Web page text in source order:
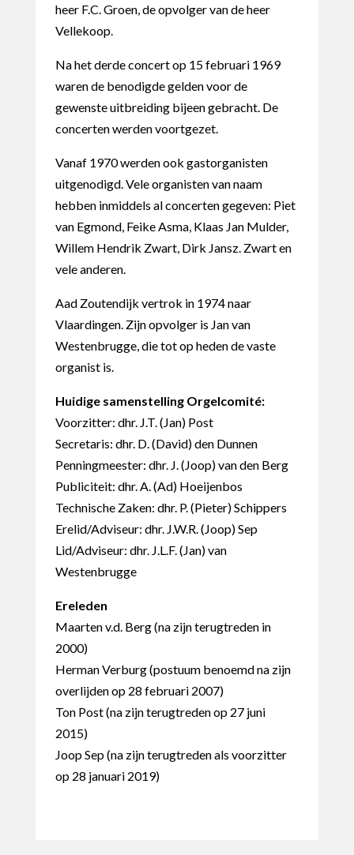
heer F.C. Groen, de opvolger van de heer
Vellekoop.
Na het derde concert op 15 februari 1969
waren de benodigde gelden voor de
gewenste uitbreiding bijeen gebracht. De
concerten werden voortgezet.
Vanaf 1970 werden ook gastorganisten
uitgenodigd. Vele organisten van naam
hebben inmiddels al concerten gegeven: Piet
van Egmond, Feike Asma, Klaas Jan Mulder,
Willem Hendrik Zwart, Dirk Jansz. Zwart en
vele anderen.
Aad Zoutendijk vertrok in 1974 naar
Vlaardingen. Zijn opvolger is Jan van
Westenbrugge, die tot op heden de vaste
organist is.
Huidige samenstelling Orgelcomité:
Voorzitter: dhr. J.T. (Jan) Post
Secretaris: dhr. D. (David) den Dunnen
Penningmeester: dhr. J. (Joop) van den Berg
Publiciteit: dhr. A. (Ad) Hoeijenbos
Technische Zaken: dhr. P. (Pieter) Schippers
Erelid/Adviseur: dhr. J.W.R. (Joop) Sep
Lid/Adviseur: dhr. J.L.F. (Jan) van
Westenbrugge
Ereleden
Maarten v.d. Berg (na zijn terugtreden in
2000)
Herman Verburg (postuum benoemd na zijn
overlijden op 28 februari 2007)
Ton Post (na zijn terugtreden op 27 juni
2015)
Joop Sep (na zijn terugtreden als voorzitter
op 28 januari 2019)